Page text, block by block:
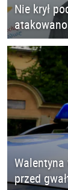
Nie krył
atakowano
Walentyna
przed